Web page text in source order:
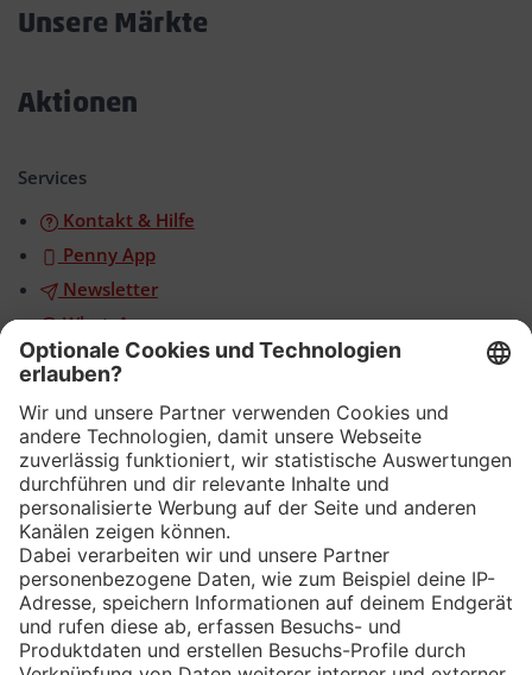
Unsere Märkte
Aktionen
Services
Kontakt & Hilfe
Penny App
Newsletter
WhatsApp
App